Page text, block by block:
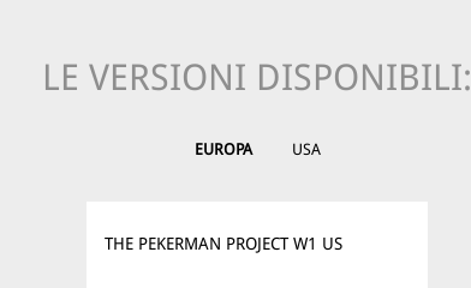
LE VERSIONI DISPONIBILI:
EUROPA USA
THE PEKERMAN PROJECT W1 US